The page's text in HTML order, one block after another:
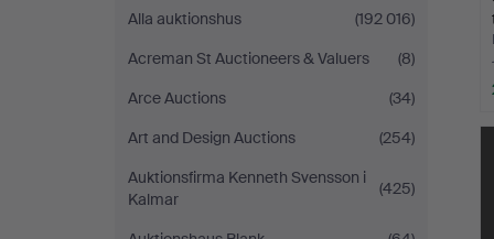
Alla auktionshus
(192 016)
Acreman St Auctioneers & Valuers
(8)
Arce Auctions
(34)
Art and Design Auctions
(254)
Auktionsfirma Kenneth Svensson i
Kalmar
(425)